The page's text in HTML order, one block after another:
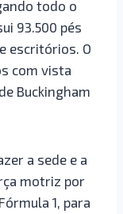
todo o
93.500 pés
escritórios. O
com vista
Buckingham
a sede e a
motriz por
1, para